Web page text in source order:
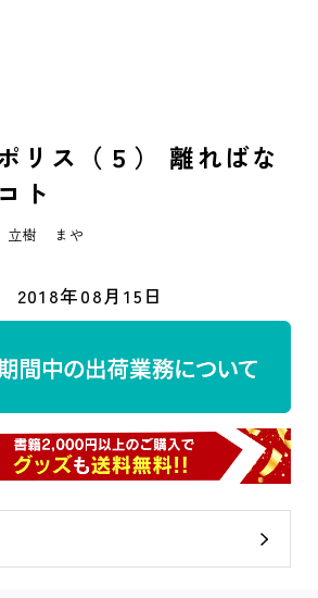
リス（５） 離ればな
ト
立樹 まや
2018年08月15日